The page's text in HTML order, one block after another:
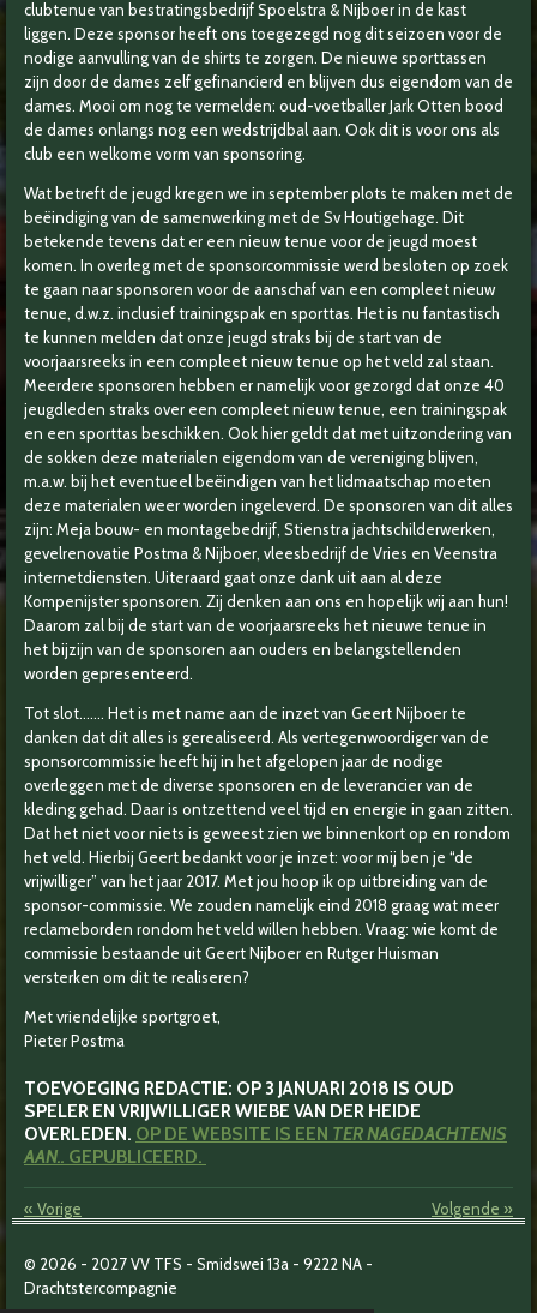
clubtenue van bestratingsbedrijf Spoelstra & Nijboer in de kast
liggen. Deze sponsor heeft ons toegezegd nog dit seizoen voor de
nodige aanvulling van de shirts te zorgen. De nieuwe sporttassen
zijn door de dames zelf gefinancierd en blijven dus eigendom van de
dames. Mooi om nog te vermelden: oud-voetballer Jark Otten bood
de dames onlangs nog een wedstrijdbal aan. Ook dit is voor ons als
club een welkome vorm van sponsoring.
Wat betreft de jeugd kregen we in september plots te maken met de
beëindiging van de samenwerking met de Sv Houtigehage. Dit
betekende tevens dat er een nieuw tenue voor de jeugd moest
komen. In overleg met de sponsorcommissie werd besloten op zoek
te gaan naar sponsoren voor de aanschaf van een compleet nieuw
tenue, d.w.z. inclusief trainingspak en sporttas. Het is nu fantastisch
te kunnen melden dat onze jeugd straks bij de start van de
voorjaarsreeks in een compleet nieuw tenue op het veld zal staan.
Meerdere sponsoren hebben er namelijk voor gezorgd dat onze 40
jeugdleden straks over een compleet nieuw tenue, een trainingspak
en een sporttas beschikken. Ook hier geldt dat met uitzondering van
de sokken deze materialen eigendom van de vereniging blijven,
m.a.w. bij het eventueel beëindigen van het lidmaatschap moeten
deze materialen weer worden ingeleverd. De sponsoren van dit alles
zijn: Meja bouw- en montagebedrijf, Stienstra jachtschilderwerken,
gevelrenovatie Postma & Nijboer, vleesbedrijf de Vries en Veenstra
internetdiensten. Uiteraard gaat onze dank uit aan al deze
Kompenijster sponsoren. Zij denken aan ons en hopelijk wij aan hun!
Daarom zal bij de start van de voorjaarsreeks het nieuwe tenue in
het bijzijn van de sponsoren aan ouders en belangstellenden
worden gepresenteerd.
Tot slot……. Het is met name aan de inzet van Geert Nijboer te
danken dat dit alles is gerealiseerd. Als vertegenwoordiger van de
sponsorcommissie heeft hij in het afgelopen jaar de nodige
overleggen met de diverse sponsoren en de leverancier van de
kleding gehad. Daar is ontzettend veel tijd en energie in gaan zitten.
Dat het niet voor niets is geweest zien we binnenkort op en rondom
het veld. Hierbij Geert bedankt voor je inzet: voor mij ben je “de
vrijwilliger” van het jaar 2017. Met jou hoop ik op uitbreiding van de
sponsor-commissie. We zouden namelijk eind 2018 graag wat meer
reclameborden rondom het veld willen hebben. Vraag: wie komt de
commissie bestaande uit Geert Nijboer en Rutger Huisman
versterken om dit te realiseren?
Met vriendelijke sportgroet,
Pieter Postma
TOEVOEGING REDACTIE: OP 3 JANUARI 2018 IS OUD
SPELER EN VRIJWILLIGER WIEBE VAN DER HEIDE
OVERLEDEN. OP DE WEBSITE IS EEN TER NAGEDACHTENIS
AAN.. GEPUBLICEERD.
« Vorige Volgende »
© 2026 - 2027VV TFS - Smidswei 13a - 9222 NA -
Drachtstercompagnie